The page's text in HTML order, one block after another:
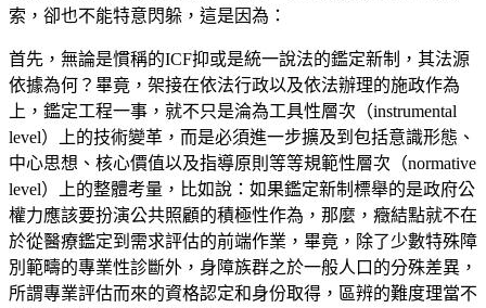
索，卻也不能特意閃躲，這是因為：
首先，無論是慣稱的ICF抑或是統一說法的鑑定新制，其法源
依據為何？畢竟，架接在依法行政以及依法辦理的施政作為
上，鑑定工程一事，就不只是淪為工具性層次（instrumental
level）上的技術變革，而是必須進一步擴及到包括意識形態、
中心思想、核心價值以及指導原則等等規範性層次（normative
level）上的整體考量，比如說：如果鑑定新制標舉的是政府公
權力應該要扮演公共照顧的積極性作為，那麼，癥結點就不在
於從醫療鑑定到需求評估的前端作業，畢竟，除了少數特殊障
別範疇的專業性診斷外，身障族群之於一般人口的分殊差異，
所謂專業評估而來的資格認定和身份取得，區辨的難度理當不